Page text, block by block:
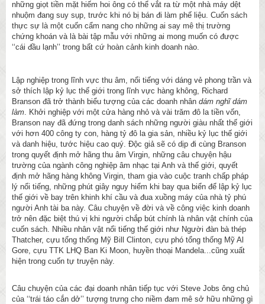
những giọt tiền mặt hiếm hoi ông có thể vắt ra từ một nhà máy dệt
nhuộm đang suy sụp, trước khi nó bị bán đi làm phế liệu. Cuốn sách
thực sự là một cuốn cẩm nang cho những ai say mê thị trường
chứng khoán và là bài tập mẫu với những ai mong muốn có được
‘‘cái đầu lạnh’’ trong bất cứ hoàn cảnh kinh doanh nào.
Lập nghiệp trong lĩnh vực thu âm, nổi tiếng với dáng vẻ phong trần và
sở thích lập kỷ lục thế giới trong lĩnh vực hàng không, Richard
Branson đã trở thành biểu tượng của các doanh nhân dám nghĩ dám
làm. Khởi nghiệp với một cửa hàng nhỏ và vài trăm đô la tiền vốn,
Branson nay đã đứng trong danh sách những người giàu nhất thế giới
với hơn 400 công ty con, hàng tỷ đô la gia sản, nhiều kỷ lục thế giới
và danh hiệu, tước hiệu cao quý. Độc giả sẽ có dịp đi cùng Branson
trong quyết định mở hãng thu âm Virgin, những câu chuyện hậu
trường của ngành công nghiệp âm nhạc tại Anh và thế giới, quyết
định mở hãng hàng không Virgin, tham gia vào cuộc tranh chấp pháp
lý nổi tiếng, những phút giây nguy hiểm khi bay qua biển để lập kỷ lục
thế giới về bay trên khinh khí cầu và đua xuồng máy của nhà tỷ phú
người Anh tài ba này. Câu chuyện về đời và về công việc kinh doanh
trở nên đặc biệt thú vị khi người chắp bút chính là nhân vật chính của
cuốn sách. Nhiều nhân vật nổi tiếng thế giới như Người đàn bà thép
Thatcher, cựu tổng thống Mỹ Bill Clinton, cựu phó tổng thống Mỹ Al
Gore, cựu TTK LHQ Ban Ki Moon, huyền thoại Mandela...cũng xuất
hiện trong cuốn tự truyện này.
Câu chuyện của các đại doanh nhân tiếp tục với Steve Jobs ông chủ
của ‘‘trái táo cắn dở’’ tượng trưng cho niềm đam mê sở hữu những gì